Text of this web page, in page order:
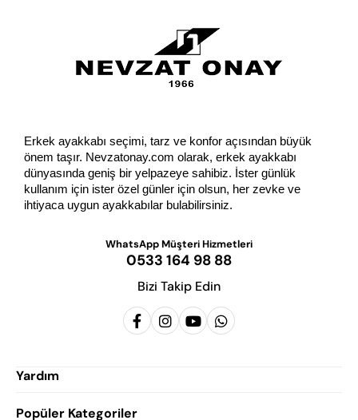
Erkek ayakkabı seçimi, tarz ve konfor açısından büyük
önem taşır. Nevzatonay.com olarak, erkek ayakkabı
dünyasında geniş bir yelpazeye sahibiz. İster günlük
kullanım için ister özel günler için olsun, her zevke ve
ihtiyaca uygun ayakkabılar bulabilirsiniz.
WhatsApp Müşteri Hizmetleri
0533 164 98 88
Bizi Takip Edin
Yardım
Popüler Kategoriler